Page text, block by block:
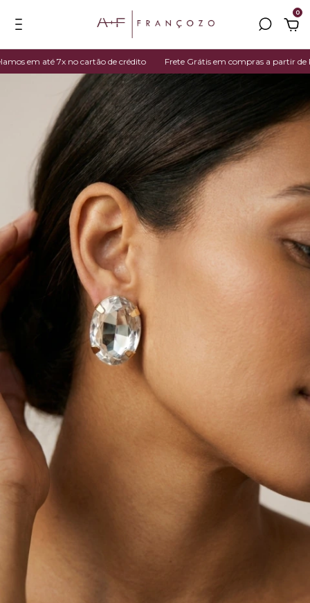
0
em até 7x no cartão de crédito Frete Grátis em compras a partir de R$